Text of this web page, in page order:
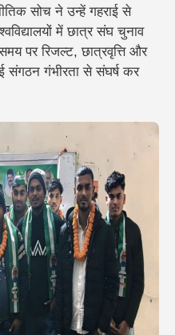
सोच ने उन्हें गहराई से
में छात्र संघ चुनाव
समय पर रिजल्ट, छात्रवृत्ति और
संगठन गंभीरता से संघर्ष कर